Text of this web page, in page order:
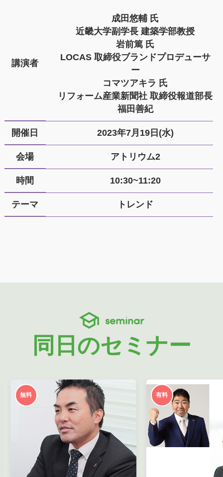
講演者
成田悠輔 氏
近畿大学副学長 建築学部教授
岩前篤 氏
LOCAS 取締役ブランドプロデューサ
ー
コマツアキラ 氏
リフォーム産業新聞社 取締役報道部長
福田善紀
開催日 2023年7月19日(水)
会場 アトリウム2
時間 10:30~11:20
テーマ トレンド
seminar
同日のセミナー
無料 有料